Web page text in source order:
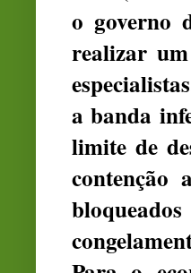
o governo
realizar um
a banda
limite de
contenção